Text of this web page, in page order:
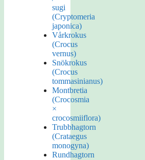
sugi
(Cryptomeria
japonica)
Vårkrokus
(Crocus
vernus)
Snökrokus
(Crocus
tommasinianus)
Montbretia
(Crocosmia
×
crocosmiiflora)
Trubbhagtorn
(Crataegus
monogyna)
Rundhagtorn